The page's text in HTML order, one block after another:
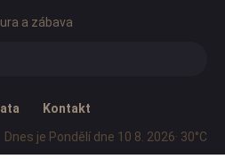
a zábava
Kontakt
Dnes je Pondělí dne 10 8. 2026· 30°C